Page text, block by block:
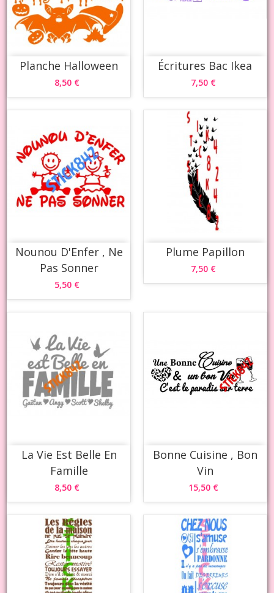
Planche Halloween
8,50 €
Écritures Bac Ikea
7,50 €
Nounou D'Enfer , Ne
Pas Sonner
5,50 €
Plume Papillon
7,50 €
La Vie Est Belle En
Famille
8,50 €
Bonne Cuisine , Bon
Vin
15,50 €